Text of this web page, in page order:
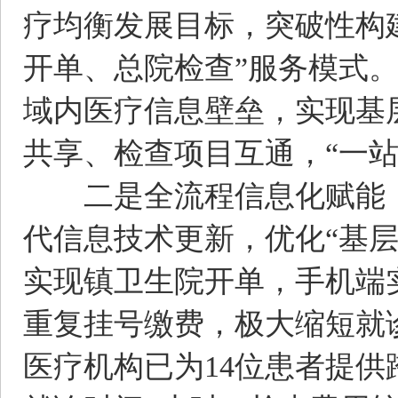
疗均衡发展目标，突破性
开单、总院检查”服务模式
域内医疗信息壁垒，实现
共享、检查项目互通，“一
二是全流程信息化赋能
代信息技术更新，优化“基
实现镇卫生院开单，手机
重复挂号缴费，极大缩短
医疗机构已为14位患者提